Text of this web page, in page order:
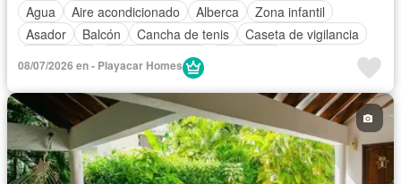
Agua
Aire acondicionado Alberca
Zona infantil
Asador
Balcón Cancha de tenis
Caseta de vigilancia
Estacionamiento
Televisión por cable
Zonas verdes
Permite mascotas
Permite niños
Completamente amueblado
08/07/2026 en - Playacar Homes